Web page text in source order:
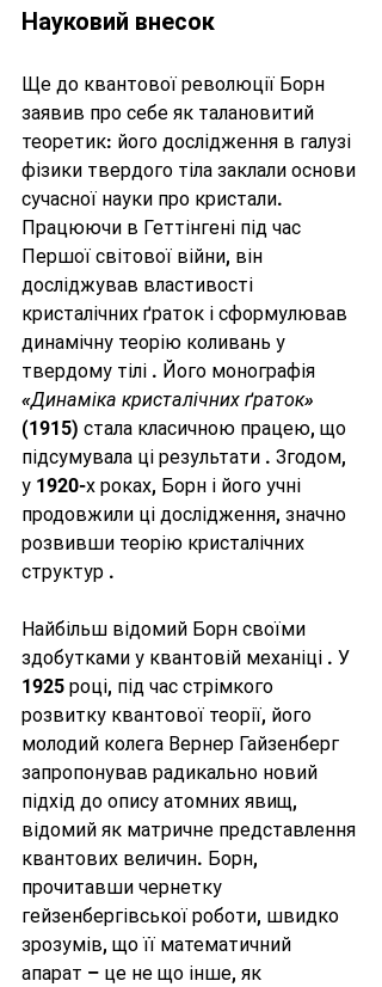
Науковий внесок
Ще до квантової революції Борн
заявив про себе як талановитий
теоретик: його дослідження в галузі
фізики твердого тіла заклали основи
сучасної науки про кристали.
Працюючи в Геттінгені під час
Першої світової війни, він
досліджував властивості
кристалічних ґраток і сформулював
динамічну теорію коливань у
твердому тілі . Його монографія
«Динаміка кристалічних ґраток»
(1915) стала класичною працею, що
підсумувала ці результати . Згодом,
у 1920-х роках, Борн і його учні
продовжили ці дослідження, значно
розвивши теорію кристалічних
структур .
Найбільш відомий Борн своїми
здобутками у квантовій механіці . У
1925 році, під час стрімкого
розвитку квантової теорії, його
молодий колега Вернер Гайзенберг
запропонував радикально новий
підхід до опису атомних явищ,
відомий як матричне представлення
квантових величин. Борн,
прочитавши чернетку
гейзенбергівської роботи, швидко
зрозумів, що її математичний
апарат – це не що інше, як